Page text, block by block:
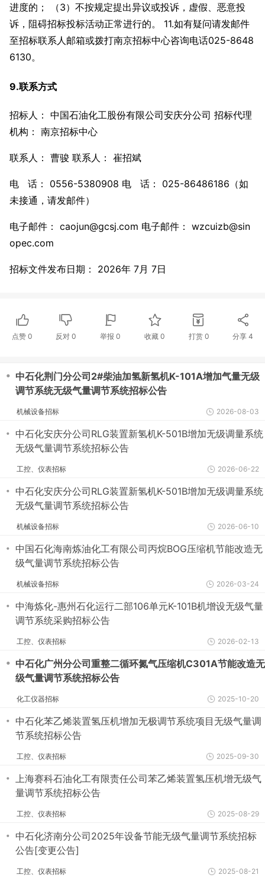
进度的； （3）不按规定提出异议或投诉，虚假、恶意投
诉，阻碍招标投标活动正常进行的。 11.如有疑问请发邮件
至招标联系人邮箱或拨打南京招标中心咨询电话025-8648
6130。
9.联系方式
招标人： 中国石油化工股份有限公司安庆分公司 招标代理
机构： 南京招标中心
联系人： 曹骏 联系人： 崔招斌
电 话： 0556-5380908 电 话： 025-86486186（如
未接通，请发邮件）
电子邮件： caojun@gcsj.com 电子邮件： wzcuizb@sin
opec.com
招标文件发布日期： 2026年 7月 7日
点赞 0 反对0 举报 0 收藏 0 打赏 0 分享4
・ 中石化荆门分公司2#柴油加氢新氢机K-101A增加气量无级
调节系统无级气量调节系统招标公告
机械设备招标 2026-08-03
・ 中石化安庆分公司RLG装置新氢机K-501B增加无级调量系统
无级气量调节系统招标公告
工控、仪表招标 2026-06-22
・ 中石化安庆分公司RLG装置新氢机K-501B增加无级调量系统
无级气量调节系统招标公告
机械设备招标 2026-06-10
・ 中国石化海南炼油化工有限公司丙烷BOG压缩机节能改造无
级气量调节系统招标公告
机械设备招标 2026-03-24
・ 中海炼化-惠州石化运行二部106单元K-101B机增设无级气量
调节系统采购招标公告
工控、仪表招标 2026-02-13
・ 中石化广州分公司重整二循环氮气压缩机C301A节能改造无
级气量调节系统招标公告
化工仪器招标 2025-10-20
・ 中石化苯乙烯装置氢压机增加无极调节系统项目无级气量调
节系统招标公告
工控、仪表招标 2025-09-30
・
上海赛科石油化工有限责任公司苯乙烯装置氢压机增无级气
量调节系统招标公告
工控、仪表招标 2025-08-29
・ 中石化济南分公司2025年设备节能无级气量调节系统招标
公告[变更公告]
工控、仪表招标 2025-08-21